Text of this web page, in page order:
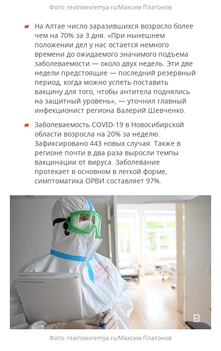
realnoevremya.ru/Максим Платонов
На Алтае число заразившихся возросло более
чем на 70% за 3 дня. «При нынешнем
положении дел у нас остается немного
времени до ожидаемого значимого подъема
заболеваемости — около двух недель. Эти две
недели предстоящие — последний резервный
период, когда можно успеть поставить
вакцину для того, чтобы антитела поднялись
на защитный уровень», — уточнил главный
инфекционист региона Валерий Шевченко.
Заболеваемость COVID-19 в Новосибирской
области возросла на 20% за неделю.
Зафиксировано 443 новых случая. Также в
регионе почти в два раза выросли темпы
вакцинации от вируса. Заболевание
протекает в основном в легкой форме,
симптоматика ОРВИ составляет 97%.
realnoevremya.ru/Максим Платонов